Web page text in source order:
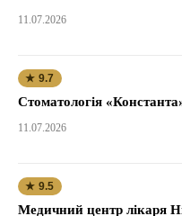
11.07.2026
★ 9.7
Стоматологія
11.07.2026
★ 9.5
Медичний центр лікаря